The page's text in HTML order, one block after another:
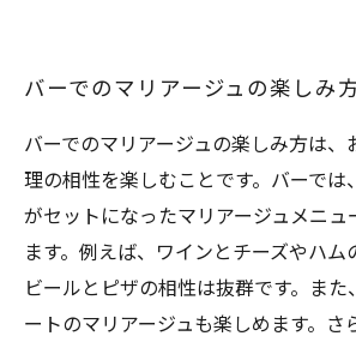
バーでのマリアージュの楽しみ
バーでのマリアージュの楽しみ方は、
理の相性を楽しむことです。バーでは
がセットになったマリアージュメニュ
ます。例えば、ワインとチーズやハム
ビールとピザの相性は抜群です。また
ートのマリアージュも楽しめます。さ